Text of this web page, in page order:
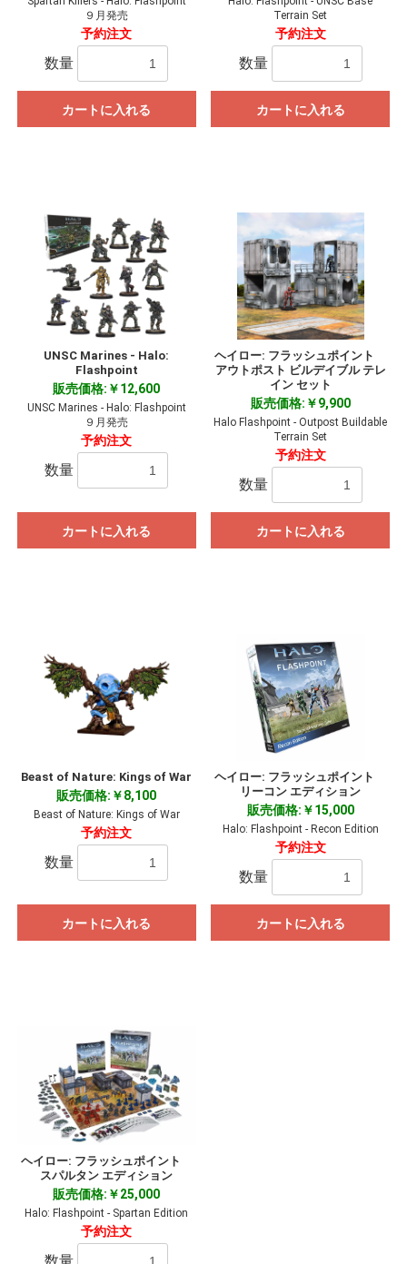
９月発売
予約注文
数量
カートに入れる
Terrain Set
予約注文
数量
カートに入れる
UNSC Marines - Halo:
Flashpoint
販売価格:￥12,600
UNSC Marines - Halo: Flashpoint
９月発売
予約注文
数量
カートに入れる
ヘイロー: フラッシュポイント
アウトポスト ビルデイブル テレ
イン セット
販売価格:￥9,900
Halo Flashpoint - Outpost Buildable
Terrain Set
予約注文
数量
カートに入れる
Beast of Nature: Kings of War
販売価格:￥8,100
Beast of Nature: Kings of War
予約注文
数量
カートに入れる
ヘイロー: フラッシュポイント
リーコン エディション
販売価格:￥15,000
Halo: Flashpoint - Recon Edition
予約注文
数量
カートに入れる
ヘイロー: フラッシュポイント
スパルタン エディション
販売価格:￥25,000
Halo: Flashpoint - Spartan Edition
予約注文